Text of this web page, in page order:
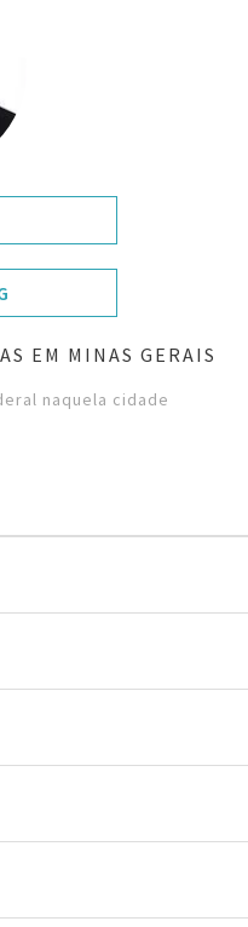
EM MINAS GERAIS
naquela cidade